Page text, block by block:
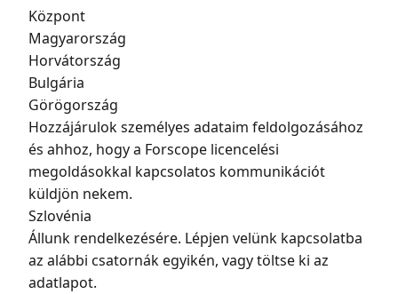
Központ
Magyarország
Horvátország
Bulgária
Görögország
Hozzájárulok személyes adataim feldolgozásához
és ahhoz, hogy a Forscope licencelési
megoldásokkal kapcsolatos kommunikációt
küldjön nekem.
Szlovénia
Állunk rendelkezésére. Lépjen velünk kapcsolatba
az alábbi csatornák egyikén, vagy töltse ki az
adatlapot.